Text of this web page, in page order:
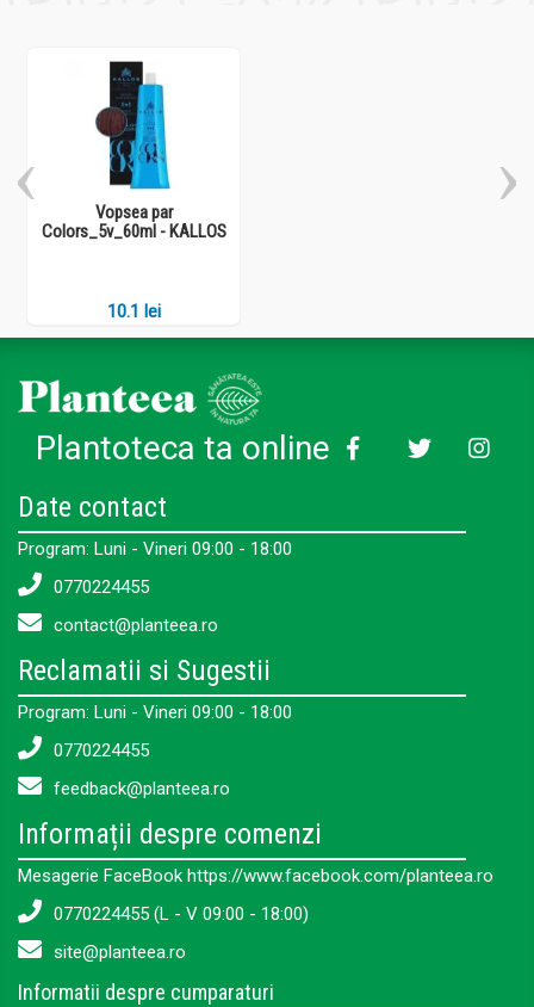
Vopsea par
Colors_5v_60ml - KALLOS
10.1 lei
Plantoteca ta online
Date contact
Program: Luni - Vineri 09:00 - 18:00
0770224455
contact@planteea.ro
Reclamatii si Sugestii
Program: Luni - Vineri 09:00 - 18:00
0770224455
feedback@planteea.ro
Informații despre comenzi
Mesagerie FaceBook https://www.facebook.com/planteea.ro
0770224455 (L - V 09:00 - 18:00)
site@planteea.ro
Informatii despre cumparaturi